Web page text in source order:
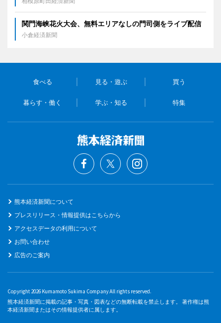
関門海峡花火大会、無料エリアなしの門司側をライブ配信
小倉経済新聞
食べる 見る・遊ぶ 買う
暮らす・働く 学ぶ・知る 特集
熊本経済新聞について
プレスリリース・情報提供はこちらから
アクセスデータの利用について
お問い合わせ
広告のご案内
Copyright 2026 Kumamoto Sukima Company All rights reserved.
熊本経済新聞に掲載の記事・写真・図表などの無断転載を禁止します。 著作権は熊
本経済新聞またはその情報提供者に属します。